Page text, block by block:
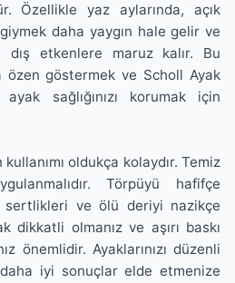
Özellikle yaz aylarında, açık
daha yaygın hale gelir ve
dış etkenlere maruz kalır. Bu
özen göstermek ve Scholl Ayak
sağlığınızı korumak için
oldukça kolaydır. Temiz
Törpüyü hafifçe
sertlikleri ve ölü deriyi nazikçe
dikkatli olmanız ve aşırı baskı
önemlidir. Ayaklarınızı düzenli
iyi sonuçlar elde etmenize